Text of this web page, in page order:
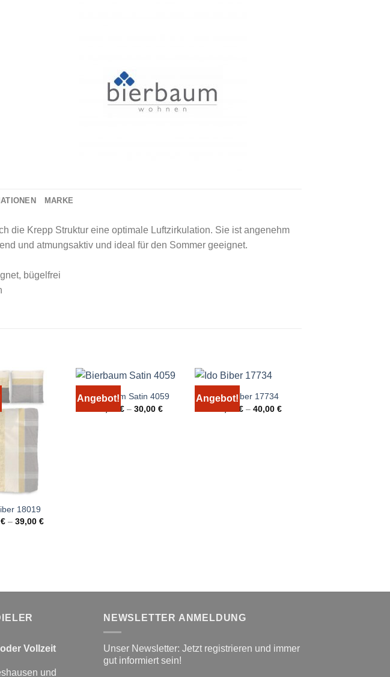
MARKE
die Krepp Struktur eine optimale Luftzirkulation. Sie ist angenehm
und atmungsaktiv und ideal für den Sommer geeignet.
bügelfrei
18019
€ –39,00€
Angebot!
Bierbaum Satin 4059
€ –30,00€
Angebot!Ido Biber 17734
€ –40,00€
Vollzeit
und
NEWSLETTER ANMELDUNG
Unser Newsletter: Jetzt registrieren und immer
gut informiert sein!